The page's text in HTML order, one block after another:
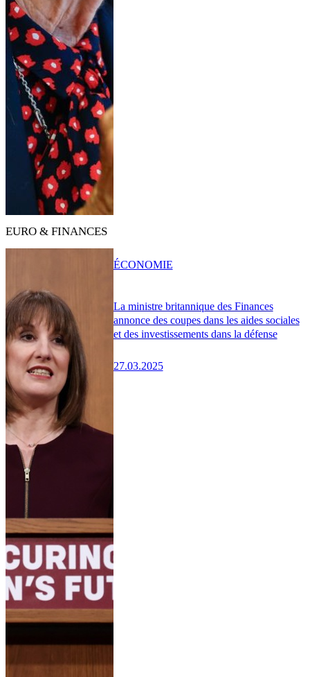
EURO & FINANCES
La ministre britannique des Finances
annonce des coupes dans les aides sociales
et des investissements dans la défense
27.03.2025
ÉCONOMIE